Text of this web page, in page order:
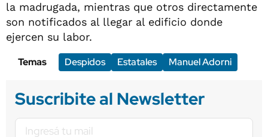
la madrugada, mientras que otros directamente
son notificados al llegar al edificio donde
ejercen su labor.
Temas
Despidos Estatales Manuel Adorni
Suscribite al Newsletter